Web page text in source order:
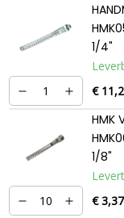
1/4"
€
HMK
1/8"
€ 3,37